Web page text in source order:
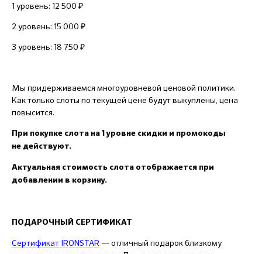
1 уровень: 12 500 ₽
2 уровень: 15 000 ₽
3 уровень: 18 750 ₽
Мы придерживаемся многоуровневой ценовой политики.
Как только слоты по текущей цене будут выкуплены, цена
повысится.
При покупке слота на 1 уровне скидки и промокоды
не действуют.
Актуальная стоимость слота отображается при
добавлении в корзину.
ПОДАРОЧНЫЙ СЕРТИФИКАТ
Сертификат IRONSTAR — отличный подарок близкому